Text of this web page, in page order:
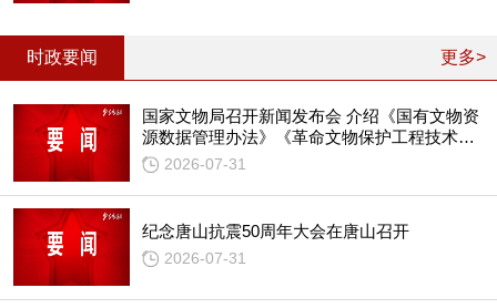
时政要闻 更多>
国家文物局召开新闻发布会 介绍《国有文物资
源数据管理办法》《革命文物保护工程技术导
则》等情况
2026-07-31
纪念唐山抗震50周年大会在唐山召开
2026-07-31